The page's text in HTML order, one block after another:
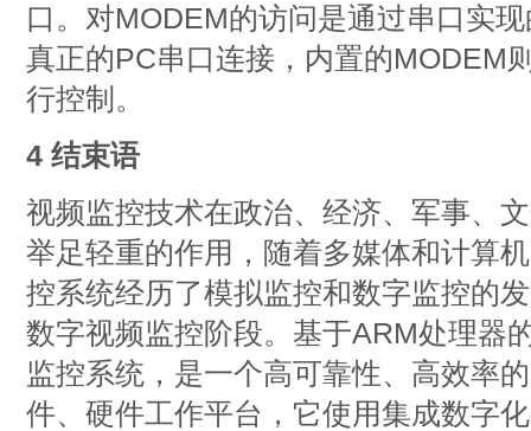
口。对MODEM的访问是通过串口实
真正的PC串口连接，内置的MODEM
行控制。
4 结束语
视频监控技术在政治、经济、军事、
举足轻重的作用，随着多媒体和计算
控系统经历了模拟监控和数字监控的
数字视频监控阶段。基于ARM处理器
监控系统，是一个高可靠性、高效率
件、硬件工作平台，它使用集成数字